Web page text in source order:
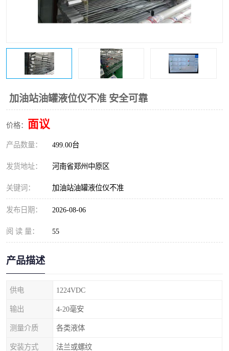
加油站油罐液位仪不准 安全可靠
价格： 面议
产品数量： 499.00台
发货地址： 河南省郑州中原区
关键词： 加油站油罐液位仪不准
发布日期： 2026-08-06
阅 读 量： 55
产品描述
供电 1224VDC
输出 4-20毫安
测量介质 各类液体
安装方式 法兰或螺纹
温度变送器 锅炉水位计
流量仪表 加油站液位仪